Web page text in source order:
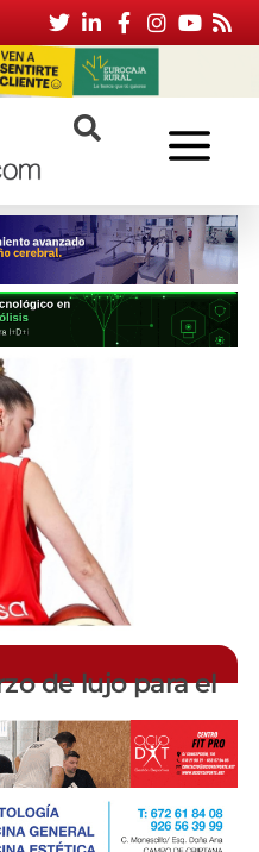
de lujo para el